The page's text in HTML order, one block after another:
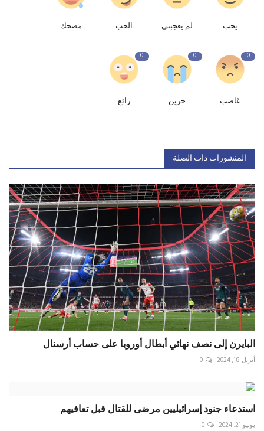
يحب لم يعجبنى الحب مضحك
0
غاضب
0
حزين
0
رائع
المنشورات ذات الصلة
البايرن إلى نصف نهائي أبطال أوروبا على حساب أرسنال
أبريل 18, 2024 0
استدعاء جنود إسرائيليين مرضى للقتال قبل تعافيهم
يونيو 21, 2024 0